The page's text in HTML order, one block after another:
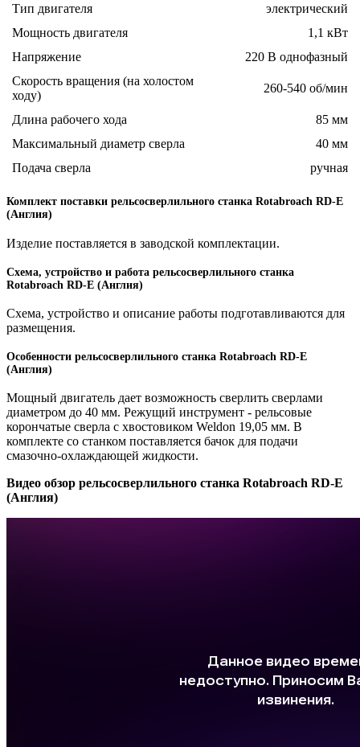
Тип двигателя
электрический
Мощность двигателя
1,1 кВт
Напряжение
220 В однофазный
Скорость вращения (на холостом
ходу)
260-540 об/мин
Длина рабочего хода
85 мм
Максимальный диаметр сверла
40 мм
Подача сверла
ручная
Комплект поставки рельсосверлильного станка Rotabroach RD-E
(Англия)
Изделие поставляется в заводской комплектации.
Схема, устройство и работа рельсосверлильного станка
Rotabroach RD-E (Англия)
Схема, устройство и описание работы подготавливаются для
размещения.
Особенности рельсосверлильного станка Rotabroach RD-E
(Англия)
Мощный двигатель дает возможность сверлить сверлами
диаметром до 40 мм. Режущий инструмент - рельсовые
корончатые сверла с хвостовиком Weldon 19,05 мм. В
комплекте со станком поставляется бачок для подачи
смазочно-охлаждающей жидкости.
Видео обзор рельсосверлильного станка Rotabroach RD-E
(Англия)